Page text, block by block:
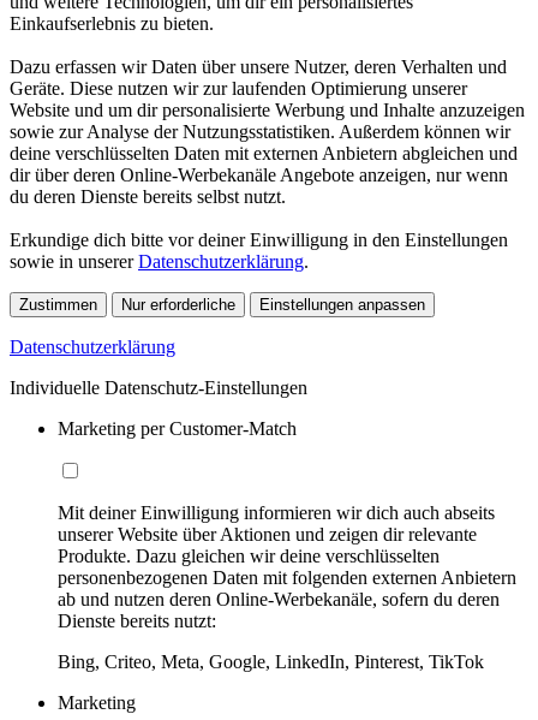
Einkaufserlebnis zu bieten.
Dazu erfassen wir Daten über unsere Nutzer, deren Verhalten und
Geräte. Diese nutzen wir zur laufenden Optimierung unserer
Website und um dir personalisierte Werbung und Inhalte anzuzeigen
sowie zur Analyse der Nutzungsstatistiken. Außerdem können wir
deine verschlüsselten Daten mit externen Anbietern abgleichen und
dir über deren Online-Werbekanäle Angebote anzeigen, nur wenn
du deren Dienste bereits selbst nutzt.
Erkundige dich bitte vor deiner Einwilligung in den Einstellungen
sowie in unsererDatenschutzerklärung.
Zustimmen Nur erforderliche Einstellungen anpassen
Datenschutzerklärung
Individuelle Datenschutz-Einstellungen
Marketing per Customer-Match
Mit deiner Einwilligung informieren wir dich auch abseits
unserer Website über Aktionen und zeigen dir relevante
Produkte. Dazu gleichen wir deine verschlüsselten
personenbezogenen Daten mit folgenden externen Anbietern
ab und nutzen deren Online-Werbekanäle, sofern du deren
Dienste bereits nutzt:
Bing, Criteo, Meta, Google, LinkedIn, Pinterest, TikTok
Marketing